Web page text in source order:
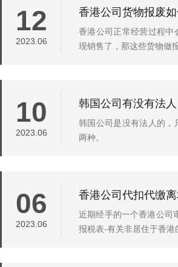
12
2023.06
香港公司货物报废
香港公司正常经营过程
现销售了，那这些货物做
10
2023.06
韩国公司有没有法人
韩国公司是没有法人的
两种。
06
2023.06
香港公司代扣代缴
近期经手的一个香港公司
报税表-有关非居住于香港